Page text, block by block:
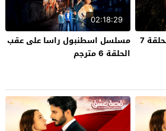
مسلسل قانون الطبيعة الحلقة 7
02:18:29
مسلسل اسطنبول راسا على عقب
الحلقة 6 مترجم